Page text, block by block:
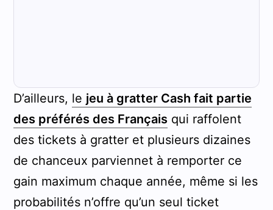
D’ailleurs, le jeu à gratter Cash fait partie
des préférés des Françaisqui raffolent
des tickets à gratter et plusieurs dizaines
de chanceux parviennet à remporter ce
gain maximum chaque année, même si les
probabilités n’offre qu’un seul ticket